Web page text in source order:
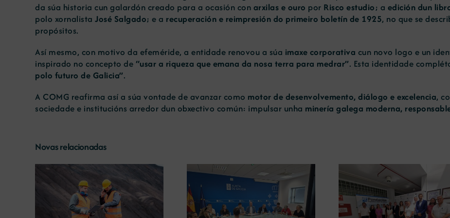
da súa historia cun galardón creado para a ocasión con arxilas e ouro por Risco estudio; a edición dun
polo xornalista José Salgado; e a recuperación e reimpresión do primeiro boletín de 1925, no que se
propósitos.
Así mesmo, con motivo da efeméride, a entidade renovou a súa imaxe corporativa cun novo logo e un
inspirado no concepto de “usar a riqueza que emana da nosa terra para medrar”. Esta identidade
polo futuro de Galicia”.
A COMG reafirma así a súa vontade de avanzar como motor de desenvolvemento, diálogo e excelencia,
sociedade e institucións arredor dun obxectivo común: impulsar unha minería galega moderna,
Novas relacionadas
A COMG participa en la
primera reunión de dos
A UDC analiza o papel das
A USC aborda o